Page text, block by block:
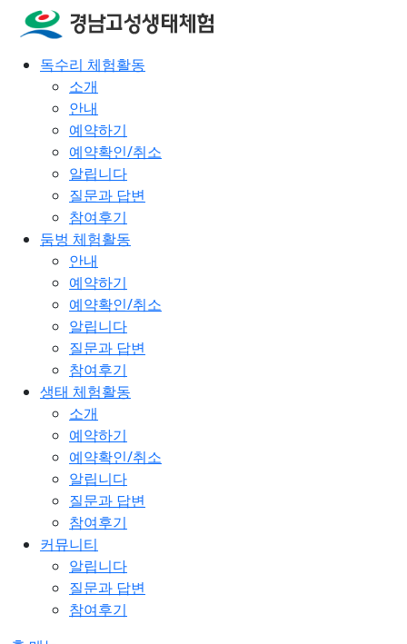
독수리 체험활동
소개
안내
예약하기
예약확인/취소
알립니다
질문과 답변
참여후기
둠벙 체험활동
안내
예약하기
예약확인/취소
알립니다
질문과 답변
참여후기
생태 체험활동
소개
예약하기
예약확인/취소
알립니다
질문과 답변
참여후기
커뮤니티
알립니다
질문과 답변
참여후기